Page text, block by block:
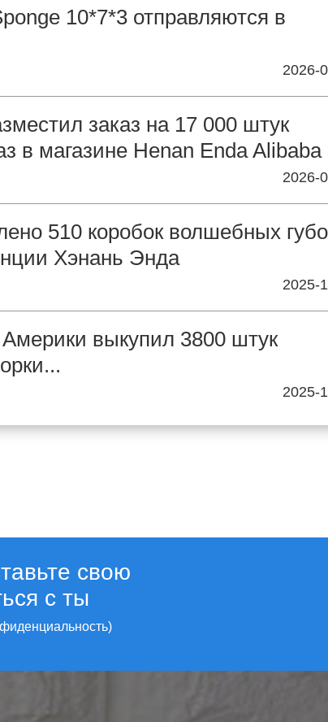
10*7*3 отправляются в
2026-
заказ на 17 000 штук
в магазине Henan Enda Alibaba
2026-
510 коробок волшебных
Хэнань Энда
2025-
выкупил 3800 штук
2025-
свою
с ты